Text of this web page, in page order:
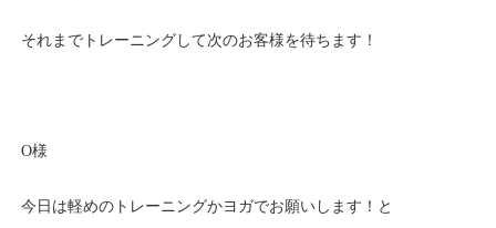
それまでトレーニングして次のお客様を待ちます！
O様
今日は軽めのトレーニングかヨガでお願いします！と